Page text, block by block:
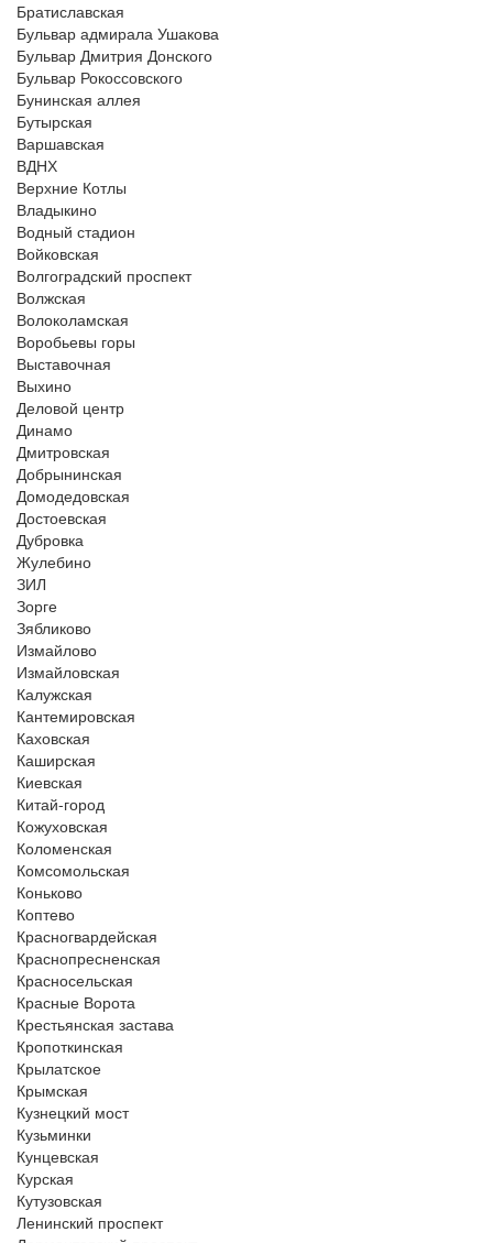
Братиславская
Бульвар адмирала Ушакова
Бульвар Дмитрия Донского
Бульвар Рокоссовского
Бунинская аллея
Бутырская
Варшавская
ВДНХ
Верхние Котлы
Владыкино
Водный стадион
Войковская
Волгоградский проспект
Волжская
Волоколамская
Воробьевы горы
Выставочная
Выхино
Деловой центр
Динамо
Дмитровская
Добрынинская
Домодедовская
Достоевская
Дубровка
Жулебино
ЗИЛ
Зорге
Зябликово
Измайлово
Измайловская
Калужская
Кантемировская
Каховская
Каширская
Киевская
Китай-город
Кожуховская
Коломенская
Комсомольская
Коньково
Коптево
Красногвардейская
Краснопресненская
Красносельская
Красные Ворота
Крестьянская застава
Кропоткинская
Крылатское
Крымская
Кузнецкий мост
Кузьминки
Кунцевская
Курская
Кутузовская
Ленинский проспект